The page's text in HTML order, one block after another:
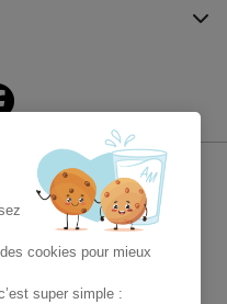
cookies pour mieux
super simple :